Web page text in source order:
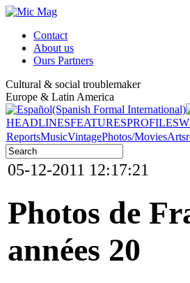
Contact
About us
Ours Partners
Cultural & social troublemaker
Europe & Latin America
HEADLINESFEATURESPROFILES
ReportsMusicVintagePhotos/MoviesArts
05-12-2011 12:17:21
Photos de
années 20